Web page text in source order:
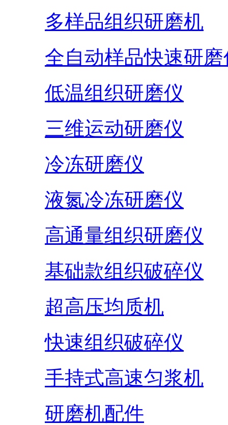
多样品组织研磨机
全自动样品快速研磨
低温组织研磨仪
三维运动研磨仪
冷冻研磨仪
液氮冷冻研磨仪
高通量组织研磨仪
基础款组织破碎仪
超高压均质机
快速组织破碎仪
手持式高速匀浆机
研磨机配件